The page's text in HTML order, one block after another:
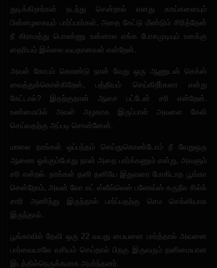
துடிக்கிறார்கள் நடந்து சென்றால் எனது காய்களையும்
பின்னழகையும் பார்ப்பார்கள், அதை கேட்டு மீண்டும் சிரித்தேன்
நீ கிராமத்து பொண்ணு உன்னால எங்க போகமுடியும் உனக்கு
தைரியம் இல்லை வயதானவள் என்றேன்.
அவள் கோபம் கொண்டு நான் வேறு ஒரு ஆணுடன் செக்ஸ்
வைத்துக்கொள்கிறேன், பத்தியம் செய்கிறீர்களா என்று
கேட்டால்? இதற்குதான் ஆசை பட்டேன் சரி என்றேன்.
உண்மையில் அவள் அழகாக இருப்பாள் அவளை கேலி
செய்வதற்கு அப்படி சொன்னேன்.
மாலை நாங்கள் ஒப்பந்தம் செய்துகொண்டோம் நீ வேறுஒரு
ஆணை ஓக்கும்போது நான் அதை பார்க்கணும் என்று, அவளும்
சரி என்றல். நாங்கள் தனி தனியே இதுவரை போகிடாத பூங்கா
சென்றோம், அவள் லோ கட் ஸ்லீவ்லெஸ் பலோவ்ஸ் கருநீல சில்க்
சாரி அணிந்து இருந்தால் பார்ப்பதற்கு செம செக்ஸியாக
இருந்தால்.
பூங்காவில் தேவி ஒரு 22 வயது பையனை பார்த்தால் அவனை
பார்வையாலே வசியம் செய்தால் பிறகு இருவரும் தனிமையான
இடத்தில்நெருக்கமாக அமர்ந்தனர்.